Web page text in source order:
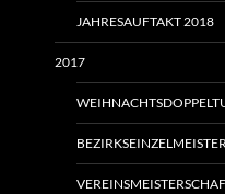
JAHRESAUFTAKT 2018
2017